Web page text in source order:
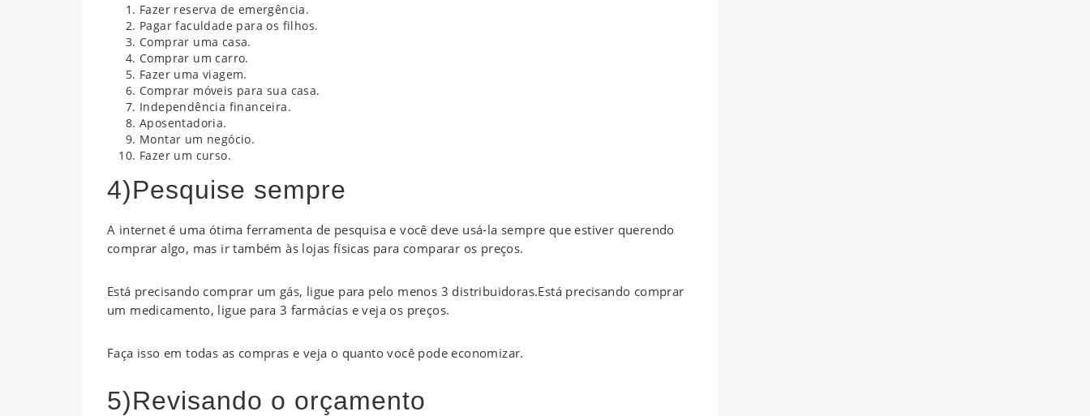
Fazer reserva de emergência.
Pagar faculdade para os filhos.
Comprar uma casa.
Comprar um carro.
Fazer uma viagem.
Comprar móveis para sua casa.
Independência financeira.
Aposentadoria.
Montar um negócio.
Fazer um curso.
4)Pesquise sempre
A internet é uma ótima ferramenta de pesquisa e você deve usá-la sempre que estiver querendo
comprar algo, mas ir também às lojas físicas para comparar os preços.
Está precisando comprar um gás, ligue para pelo menos 3 distribuidoras.Está precisando comprar
um medicamento, ligue para 3 farmácias e veja os preços.
Faça isso em todas as compras e veja o quanto você pode economizar.
5)Revisando o orçamento